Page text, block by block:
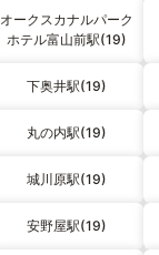
オークスカナルパーク
ホテル富山前駅(19)
下奥井駅(19)
丸の内駅(19)
城川原駅(19)
安野屋駅(19)